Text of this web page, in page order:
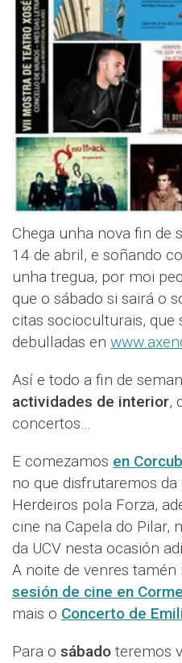
Chega unha nova fin de
14 de abril, e soñando
unha tregua, por moi
que o sábado si sairá o
citas socioculturais, que
debulladas en
Así e todo a fin de
actividades de interior,
concertos…
E comezamos en
no que disfrutaremos
Herdeiros pola Forza,
cine na Capela do Pilar,
da UCV nesta ocasión
A noite de venres
sesión de cine en Corme
mais o Concerto de
Para o sábado teremos